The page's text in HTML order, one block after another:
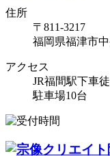
住所
〒811-3217
福岡県福津市
アクセス
JR福間駅下車
駐車場10台